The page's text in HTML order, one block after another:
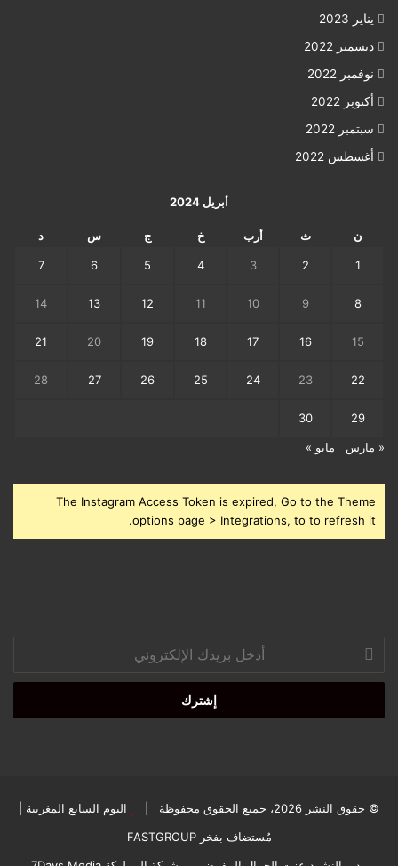
يناير 2023
ديسمبر 2022
نوفمبر 2022
أكتوبر 2022
سبتمبر 2022
أغسطس 2022
أبريل 2024
ن ث أرب خ ج س د
1
2
3
4
5
6
7
8
9
10
11
12
13
14
15
16
17
18
19
20
21
22
23
24
25
26
27
28
29
30
« مارس مايو »
The Instagram Access Token is expired, Go to the Theme
options page > Integrations, to to refresh it.
أدخل
بريدك
الإلكتروني
© حقوق النشر 2026، جميع الحقوق محفوظة | اليوم السابع المغربية
مُستضاف بفخرFASTGROUP